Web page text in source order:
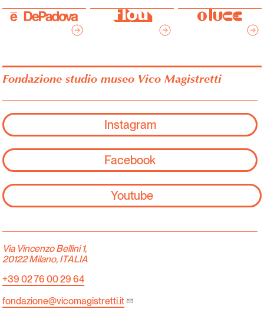
Fondazione studio museo Vico Magistretti
Instagram
Facebook
Youtube
Via Vincenzo Bellini 1,
20122 Milano, ITALIA
+39 02 76 00 29 64
fondazione@vicomagistretti.it